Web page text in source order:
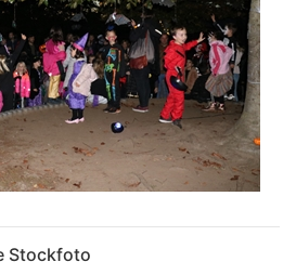
Stockfoto